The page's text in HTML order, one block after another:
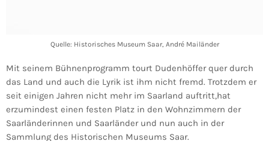
Quelle: Historisches Museum Saar, André Mailänder
Mit seinem Bühnenprogramm tourt Dudenhöffer quer durch
das Land und auch die Lyrik ist ihm nicht fremd. Trotzdem er
seit einigen Jahren nicht mehr im Saarland auftritt,hat
erzumindest einen festen Platz in den Wohnzimmern der
Saarländerinnen und Saarländer und nun auch in der
Sammlung des Historischen Museums Saar.